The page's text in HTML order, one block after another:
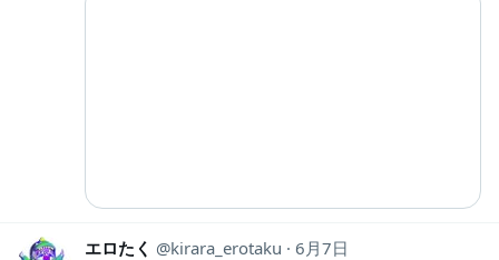
エロたく kirara_erotaku
6月7日